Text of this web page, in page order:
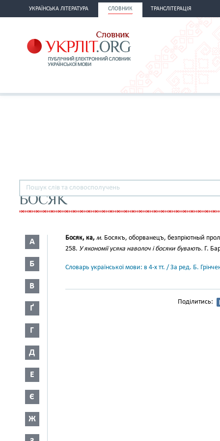
УКРАЇНСЬКА ЛІТЕРАТУРА СЛОВНИК ТРАНСЛІТЕРАЦІЯ
БОСЯК
А
Б
В
Ґ
Г
Д
Е
Є
Ж
Босяк, ка, м. Босякъ, оборванецъ, безпріютный
258. У якономії усяка наволоч і босяки бувають. Г.
Словарь української мови: в 4-х тт. / За ред. Б.
Поділитись: